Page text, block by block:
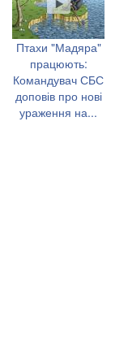
Птахи "Мадяра"
працюють:
Командувач СБС
доповів про нові
ураження на...